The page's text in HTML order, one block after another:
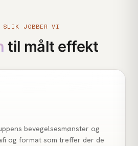
JOBBER VI
til målt effekt
bevegelsesmønster og
og format som treffer der de